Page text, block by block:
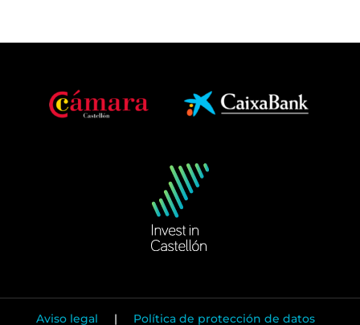
Aviso legal | Política de protección de datos